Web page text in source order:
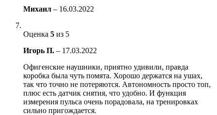
Михаил – 16.03.2022
Оценка 5 из 5
Игорь П. – 17.03.2022
Офигенские наушники, приятно удивили, правда
коробка была чуть помята. Хорошо держатся на ушах,
так что точно не потеряются. Автономность просто топ,
плюс есть датчик снятия, что удобно. И функция
измерения пульса очень порадовала, на тренировках
сильно пригождается.